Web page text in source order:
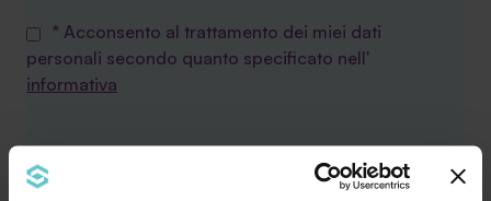
* Acconsento al trattamento dei miei dati
personali secondo quanto specificato nell'
informativa
Desidero inoltre ricevere la Newsletter di
Agevola Srl sulla finanza agevolata e acconsento